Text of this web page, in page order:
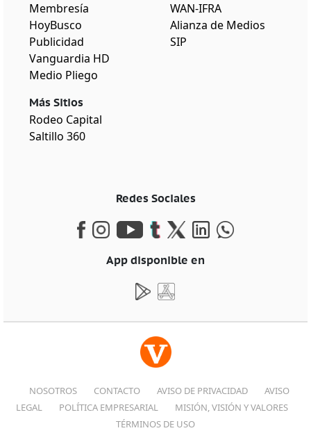
Membresía
HoyBusco
Publicidad
Vanguardia HD
Medio Pliego
Más Sitios
Rodeo Capital
Saltillo 360
WAN-IFRA
Alianza de Medios
SIP
Redes Sociales
App disponible en
NOSOTROS CONTACTO AVISO DE PRIVACIDAD
AVISO
LEGAL
POLÍTICA EMPRESARIAL
MISIÓN, VISIÓN Y VALORES
TÉRMINOS DE USO